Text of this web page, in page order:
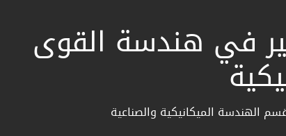
في هندسة القوى
الهندسة الميكانيكية والصناعية